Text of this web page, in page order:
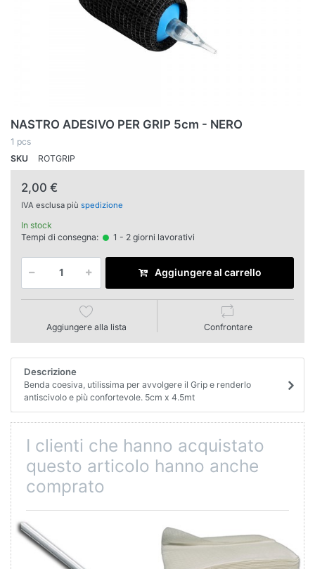
NASTRO ADESIVO PER GRIP 5cm - NERO
1 pcs
SKU
ROTGRIP
2,00 €
IVA esclusa più spedizione
In stock
Tempi di consegna:
1 - 2 giorni lavorativi
Aggiungere al carrello
Aggiungere alla lista Confrontare
Descrizione
Benda coesiva, utilissima per avvolgere il Grip e renderlo
antiscivolo e più confortevole. 5cm x 4.5mt
I clienti che hanno acquistato
questo articolo hanno anche
comprato